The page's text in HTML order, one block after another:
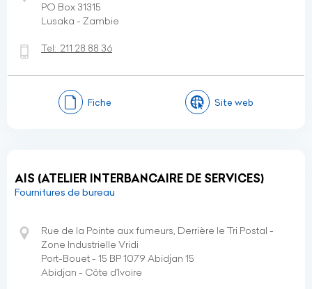
PO Box 31315
Lusaka - Zambie
Tel: 211 28 88 36
Fiche Site web
AIS (ATELIER INTERBANCAIRE DE SERVICES)
Fournitures de bureau
Rue de la Pointe aux fumeurs, Derrière le Tri Postal -
Zone Industrielle Vridi
Port-Bouet - 15 BP 1079 Abidjan 15
Abidjan - Côte d’Ivoire